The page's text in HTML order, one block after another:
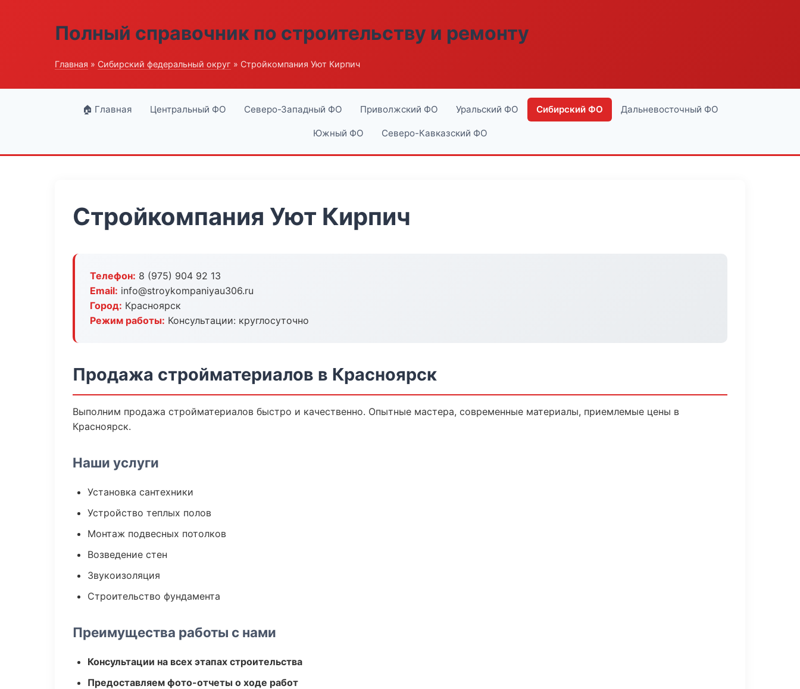
Полный справочник по строительству и ремонту
Главная » Сибирский федеральный округ » Стройкомпания Уют Кирпич
🏠 Главная Центральный ФО Северо-Западный ФО Приволжский ФО Уральский ФО Сибирский ФО Дальневосточный ФО
Южный ФО Северо-Кавказский ФО
Стройкомпания Уют Кирпич
Телефон: 8 (975) 904 92 13
Email: info@stroykompaniyau306.ru
Город: Красноярск
Режим работы: Консультации: круглосуточно
Продажа стройматериалов в Красноярск
Выполним продажа стройматериалов быстро и качественно. Опытные мастера, современные материалы, приемлемые цены в
Красноярск.
Наши услуги
Установка сантехники
Устройство теплых полов
Монтаж подвесных потолков
Возведение стен
Звукоизоляция
Строительство фундамента
Преимущества работы с нами
Консультации на всех этапах строительства
Предоставляем фото-отчеты о ходе работ